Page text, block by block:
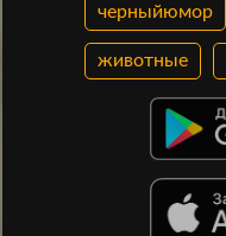
черныйюмор
животные